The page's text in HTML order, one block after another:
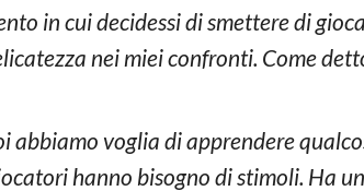
in cui decidessi di smettere di
nei miei confronti. Come
abbiamo voglia di apprendere
hanno bisogno di stimoli. Ha